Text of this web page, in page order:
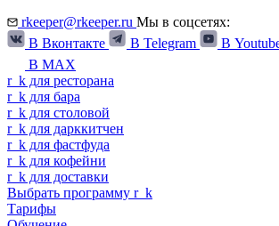
rkeeper@rkeeper.ru Мы в соцсетях:
В Вконтакте
В Telegram В
В MAX
r_ k для ресторана
r_ k для бара
r_ k для столовой
r_ k для дарккитчен
r_ k для фастфуда
r_ k для кофейни
r_ k для доставки
Выбрать программу r_ k
Тарифы